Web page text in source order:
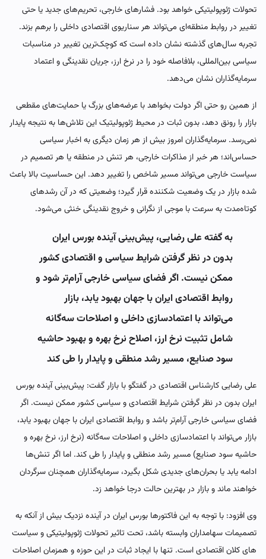
تحولات ژئوپولیتیکی خواهد بود. فشارهای خارجی، تحریم‌های جدید یا حتی
تغییر در روابط منطقه‌ای می‌تواند هر سناریوی اقتصادی داخلی را برهم بزند.
تجربه سال‌های گذشته نشان داده است که کوچک‌ترین تغییر در مناسبات
سیاسی بین‌المللی، بلافاصله خود را در نرخ ارز، جریان نقدینگی و اعتماد
سرمایه‌گذاران نشان می‌دهد.
از همین رو حتی اگر دولت بخواهد با عرضه‌های بزرگ یا حمایت‌های مقطعی
بازار را رونق دهد، بدون ثبات در محیط ژئوپولیتیک این تلاش‌ها به نتیجه پایدار
نمی‌رسد. سرمایه‌گذاران امروز بیش از هر زمان دیگری به اخبار سیاسی
حساس‌اند؛ هر خبر از مذاکرات خارجی، هر تنش در منطقه یا هر تصمیم در
سیاست خارجی می‌تواند مسیر شاخص را تغییر دهد. این حساسیت بالا باعث
شده بازار در یک وضعیت شکننده قرار گیرد؛ وضعیتی که در آن رشدهای
کوتاه‌مدت به سرعت با موجی از نگرانی و خروج نقدینگی خنثی می‌شود.
به گفته علی رضایی، پیش‌بینی آینده بورس ایران
بدون در نظر گرفتن شرایط سیاسی و اقتصادی کشور
ممکن نیست. اگر فضای سیاسی خارجی آرام‌تر شود و
روابط اقتصادی ایران با جهان بهبود یابد، بازار
می‌تواند با اعتمادسازی داخلی و اصلاحات سه‌گانه
شامل تثبیت نرخ ارز، اصلاح نرخ بهره و بهبود حاشیه
سود صنایع، مسیر رشد منطقی و پایدار را طی کند
علی رضایی کارشناس اقتصادی در گفتگو با بازار گفت: پیش‌بینی آینده بورس
ایران بدون در نظر گرفتن شرایط اقتصادی و سیاسی کشور ممکن نیست. اگر
فضای سیاسی خارجی آرام‌تر باشد و روابط اقتصادی ایران با جهان بهبود یابد،
بازار می‌تواند با اعتمادسازی داخلی و اصلاحات سه‌گانه (نرخ ارز، نرخ بهره و
حاشیه سود صنایع) مسیر رشد منطقی و پایدار را طی کند. اما اگر تنش‌ها
ادامه یابد یا بحران‌های جدیدی شکل بگیرد، سرمایه‌گذاران همچنان سرگردان
خواهند ماند و بازار در بهترین حالت درجا خواهد زد.
وی افزود: با توجه به این فاکتورها بورس ایران در آینده نزدیک بیش از آنکه به
تصمیمات سهامداران وابسته باشد، تحت تاثیر تحولات ژئوپولیتیکی و سیاست
های کلان اقتصادی است. تنها با ایجاد ثبات در این حوزه و همزمان اصلاحات